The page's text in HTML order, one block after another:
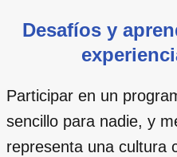
Desafíos y
Participar en un
sencillo para nadie, y
representa una cultura